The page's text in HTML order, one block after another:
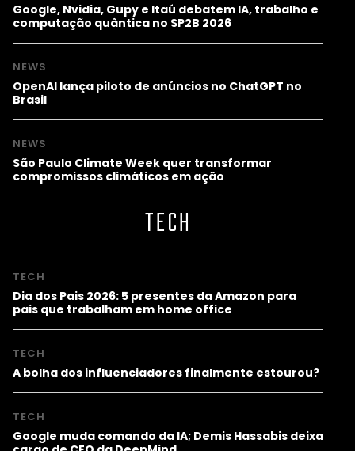
Google, Nvidia, Gupy e Itaú debatem IA, trabalho e
computação quântica no SP2B 2026
NEWS
OpenAI lança piloto de anúncios no ChatGPT no
Brasil
NEWS
São Paulo Climate Week quer transformar
compromissos climáticos em ação
TECH
TECH
Dia dos Pais 2026: 5 presentes da Amazon para
pais que trabalham em home office
TECH
A bolha dos influenciadores finalmente estourou?
TECH
Google muda comando da IA; Demis Hassabis deixa